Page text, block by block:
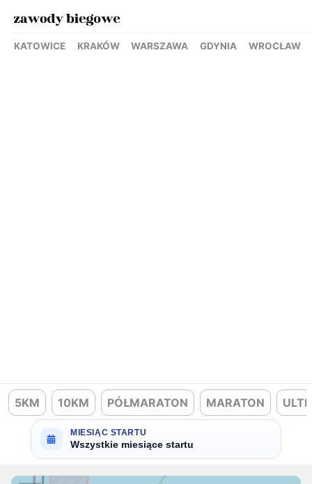
KATOWICE KRAKÓW WARSZAWA GDYNIA WROCŁAW
MIESIĄC STARTU
Wszystkie miesiące startu
5KM 10KM PÓŁMARATON MARATON